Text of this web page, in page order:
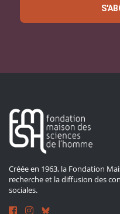
Créée en 1963, la Fondation
recherche et la diffusion des
sociales.